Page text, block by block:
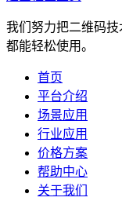
我们努力把二维码
都能轻松使用。
首页
平台介绍
场景应用
行业应用
价格方案
帮助中心
关于我们